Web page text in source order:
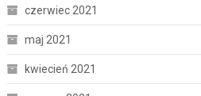
czerwiec 2021
maj 2021
kwiecień 2021